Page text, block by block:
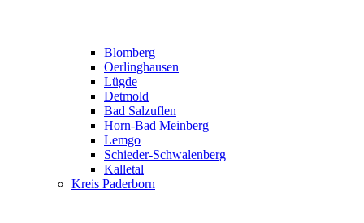
Blomberg
Oerlinghausen
Lügde
Detmold
Bad Salzuflen
Horn-Bad Meinberg
Lemgo
Schieder-Schwalenberg
Kalletal
Kreis Paderborn